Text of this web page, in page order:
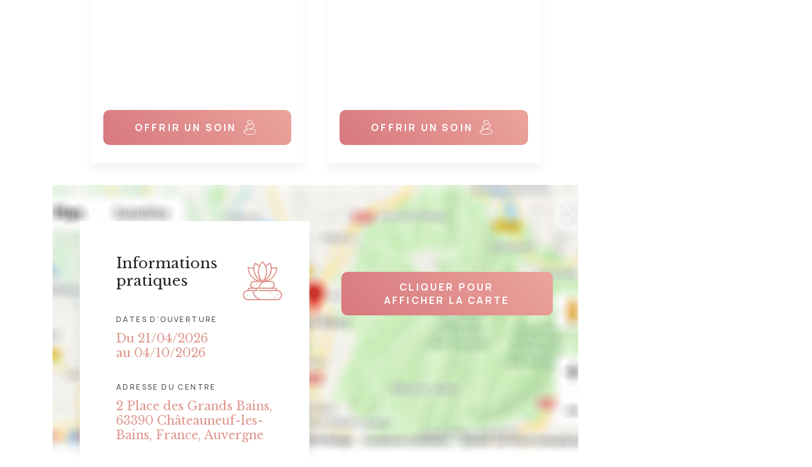
OFFRIR UN SOIN OFFRIR UN SOIN
CLIQUER POUR
AFFICHER LA CARTE
Informations
pratiques
DATES D'OUVERTURE
Du 21/04/2026
au 04/10/2026
ADRESSE DU CENTRE
2 Place des Grands Bains,
63390 Châteauneuf-les-
Bains, France, Auvergne